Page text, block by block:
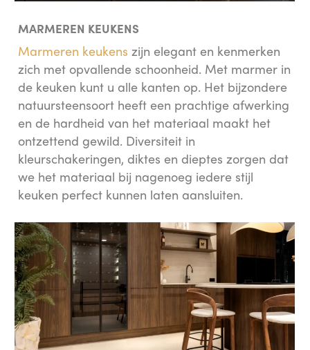
MARMEREN KEUKENS
Marmeren keukens zijn elegant en kenmerken
zich met opvallende schoonheid. Met marmer in
de keuken kunt u alle kanten op. Het bijzondere
natuursteensoort heeft een prachtige afwerking
en de hardheid van het materiaal maakt het
ontzettend gewild. Diversiteit in
kleurschakeringen, diktes en dieptes zorgen dat
we het materiaal bij nagenoeg iedere stijl
keuken perfect kunnen laten aansluiten.